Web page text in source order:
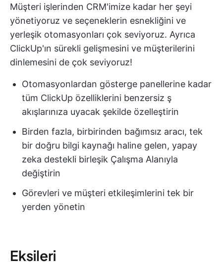
Müşteri işlerinden CRM'imize kadar her şeyi
yönetiyoruz ve seçeneklerin esnekliğini ve
yerleşik otomasyonları çok seviyoruz. Ayrıca
ClickUp'ın sürekli gelişmesini ve müşterilerini
dinlemesini de çok seviyoruz!
Otomasyonlardan gösterge panellerine kadar
tüm ClickUp özelliklerini benzersiz ş
akışlarınıza uyacak şekilde özelleştirin
Birden fazla, birbirinden bağımsız aracı, tek
bir doğru bilgi kaynağı haline gelen, yapay
zeka destekli birleşik Çalışma Alanıyla
değiştirin
Görevleri ve müşteri etkileşimlerini tek bir
yerden yönetin
Eksileri